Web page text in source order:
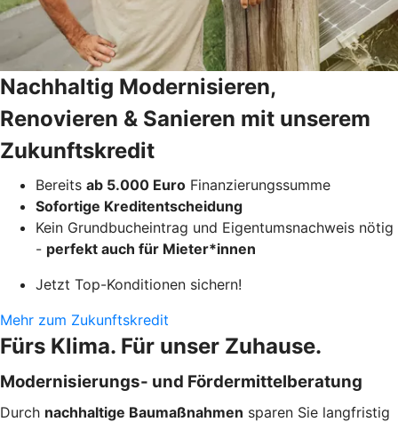
Nachhaltig Modernisieren,
Renovieren & Sanieren mit unserem
Zukunftskredit
Bereits ab 5.000 Euro Finanzierungssumme
Sofortige Kreditentscheidung
Kein Grundbucheintrag und Eigentumsnachweis nötig
- perfekt auch für Mieter*innen
Jetzt Top-Konditionen sichern!
Mehr zum Zukunftskredit
Fürs Klima. Für unser Zuhause.
Modernisierungs- und Fördermittelberatung
Durch nachhaltige Baumaßnahmen sparen Sie langfristig